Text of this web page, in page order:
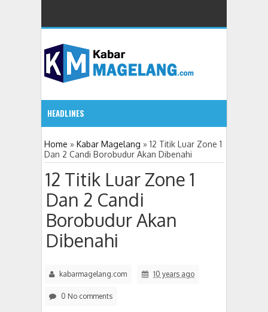
HEADLINES
7:11 PM Indah Dwi Antari Dilantik Jadi Penjabat Sekda
Lakukan Aksi Bagi Ayam Afkir, Peternak Magelang
09:21 AM Lama Kosong, Jabatan Wakapolresta
PAN Kota Magelang Gandeng Muhammadiyah dan Civil
Home » Kabar Magelang » 12 Titik Luar Zone 1
Dan 2 Candi Borobudur Akan Dibenahi
12 Titik Luar Zone 1
Dan 2 Candi
Borobudur Akan
Dibenahi
kabarmagelang.com 10 years ago
0 No comments